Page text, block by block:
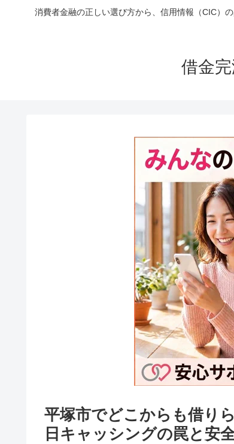
消費者金融の正しい選び方から、信用情報（CIC）
借金
平塚市でどこからも借り
日キャッシングの罠と安